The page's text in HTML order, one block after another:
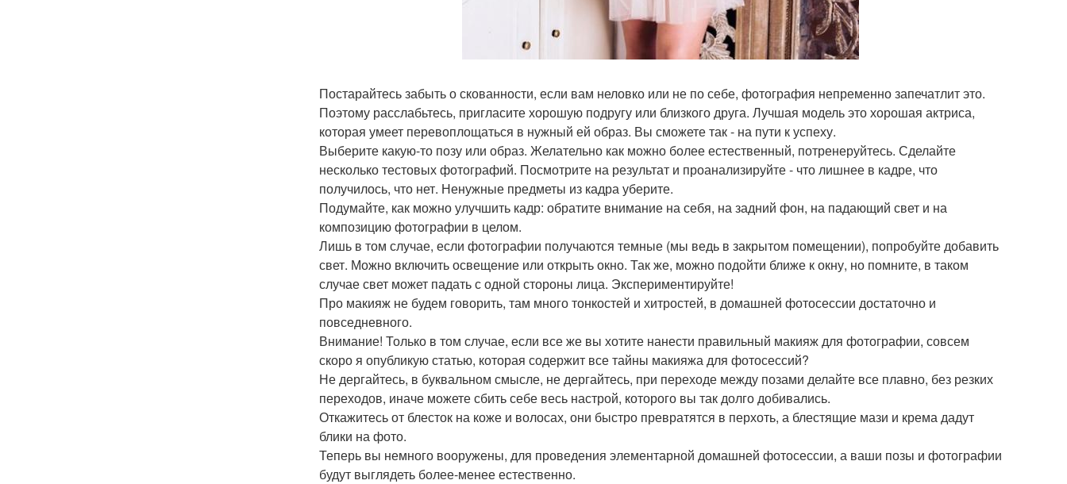
Постарайтесь забыть о скованности, если вам неловко или не по себе, фотография непременно запечатлит это.
Поэтому расслабьтесь, пригласите хорошую подругу или близкого друга. Лучшая модель это хорошая актриса,
которая умеет перевоплощаться в нужный ей образ. Вы сможете так - на пути к успеху.
Выберите какую-то позу или образ. Желательно как можно более естественный, потренеруйтесь. Сделайте
несколько тестовых фотографий. Посмотрите на результат и проанализируйте - что лишнее в кадре, что
получилось, что нет. Ненужные предметы из кадра уберите.
Подумайте, как можно улучшить кадр: обратите внимание на себя, на задний фон, на падающий свет и на
композицию фотографии в целом.
Лишь в том случае, если фотографии получаются темные (мы ведь в закрытом помещении), попробуйте добавить
свет. Можно включить освещение или открыть окно. Так же, можно подойти ближе к окну, но помните, в таком
случае свет может падать с одной стороны лица. Экспериментируйте!
Про макияж не будем говорить, там много тонкостей и хитростей, в домашней фотосессии достаточно и
повседневного.
Внимание! Только в том случае, если все же вы хотите нанести правильный макияж для фотографии, совсем
скоро я опубликую статью, которая содержит все тайны макияжа для фотосессий?
Не дергайтесь, в буквальном смысле, не дергайтесь, при переходе между позами делайте все плавно, без резких
переходов, иначе можете сбить себе весь настрой, которого вы так долго добивались.
Откажитесь от блесток на коже и волосах, они быстро превратятся в перхоть, а блестящие мази и крема дадут
блики на фото.
Теперь вы немного вооружены, для проведения элементарной домашней фотосессии, а ваши позы и фотографии
будут выглядеть более-менее естественно.